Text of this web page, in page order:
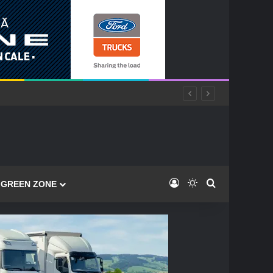
GREEN ZONE Log InSwitch skin